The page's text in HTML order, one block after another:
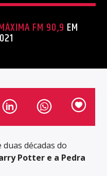
FM 90,9 EM
décadas do
Potter e a Pedra